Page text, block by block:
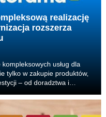
realizację
rozszerza
usług dla
tylko w zakupie produktów,
– od doradztwa i
tak dzia...